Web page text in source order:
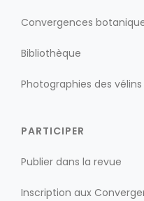
Convergences
Bibliothèque
Photographies des
PARTICIPER
Publier dans la revue
Inscription aux